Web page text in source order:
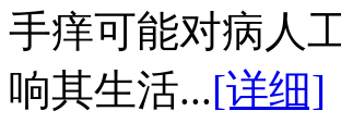
手痒可能对病人
响其生活...[详细]